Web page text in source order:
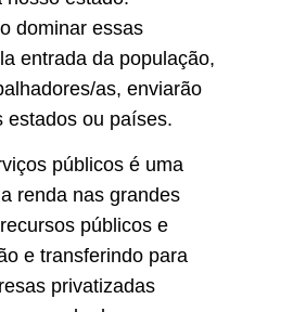
dominar essas
entrada da população,
as, enviarão
estados ou países.
públicos é uma
renda nas grandes
públicos e
e transferindo para
privatizadas